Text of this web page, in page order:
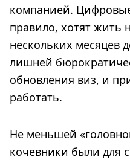
компанией.
правило, хотят жить
нескольких месяцев
лишней
обновления виз, и
работать.
Не меньшей
кочевники были для